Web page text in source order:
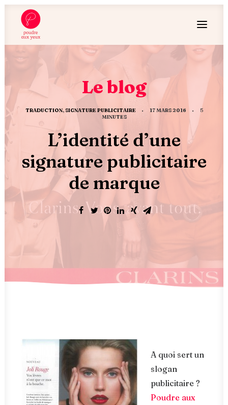
Le blog
TRADUCTION, SIGNATURE PUBLICITAIRE • 17 MARS 2016 •
5
MINUTES
L’identité d’une
signature publicitaire
de marque
A quoi sert un
slogan
publicitaire ?
Poudre aux